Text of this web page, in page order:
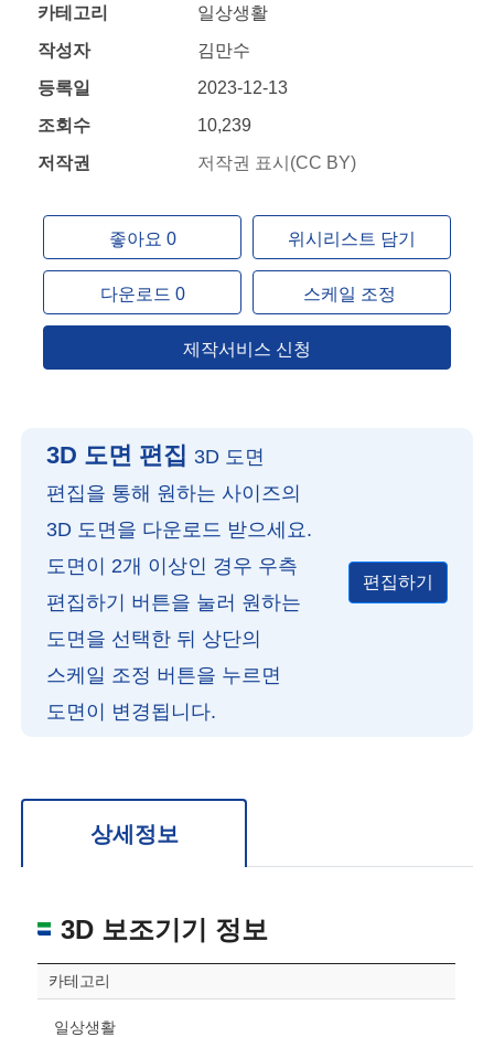
카테고리
일상생활
작성자
김만수
등록일
2023-12-13
조회수
10,239
저작권
저작권 표시(CC BY)
좋아요 0 위시리스트 담기
다운로드 0 스케일 조정
제작서비스 신청
3D 도면 편집 3D 도면
편집을 통해 원하는 사이즈의
3D 도면을 다운로드 받으세요.
도면이 2개 이상인 경우 우측
편집하기 버튼을 눌러 원하는
도면을 선택한 뒤 상단의
스케일 조정 버튼을 누르면
도면이 변경됩니다.
편집하기
위치 이동: 우측 드래그
상세정보
3D 보조기기 정보
카테고리
일상생활